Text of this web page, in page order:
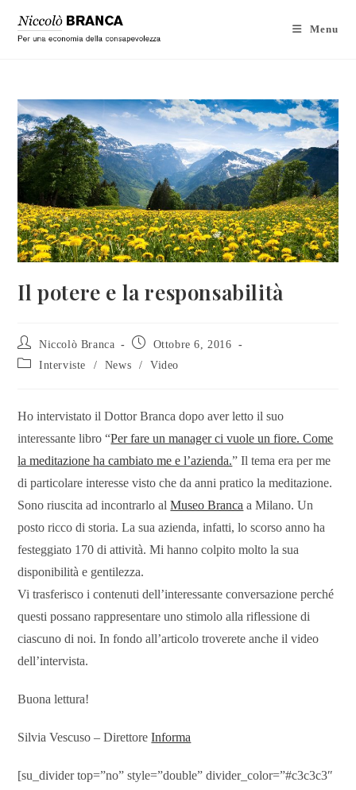
Menu
Il potere e la responsabilità
Niccolò Branca
Ottobre 6, 2016
Interviste
/ News / Video
Ho intervistato il Dottor Branca dopo aver letto il suo
interessante libro “Per fare un manager ci vuole un fiore. Come
la meditazione ha cambiato me e l’azienda.” Il tema era per me
di particolare interesse visto che da anni pratico la meditazione.
Sono riuscita ad incontrarlo alMuseo Branca a Milano. Un
posto ricco di storia. La sua azienda, infatti, lo scorso anno ha
festeggiato 170 di attività. Mi hanno colpito molto la sua
disponibilità e gentilezza.
Vi trasferisco i contenuti dell’interessante conversazione perché
questi possano rappresentare uno stimolo alla riflessione di
ciascuno di noi. In fondo all’articolo troverete anche il video
dell’intervista.
Buona lettura!
Silvia Vescuso – DirettoreInforma
[su_divider top=”no” style=”double” divider_color=”#c3c3c3″